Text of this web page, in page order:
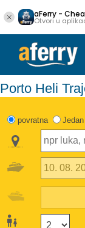
aFerry -
Otvori u
Porto Heli
povratna